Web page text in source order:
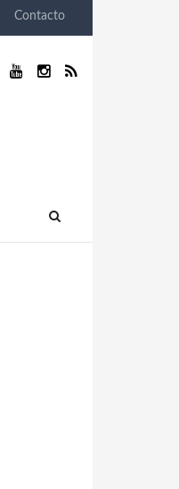
Contacto